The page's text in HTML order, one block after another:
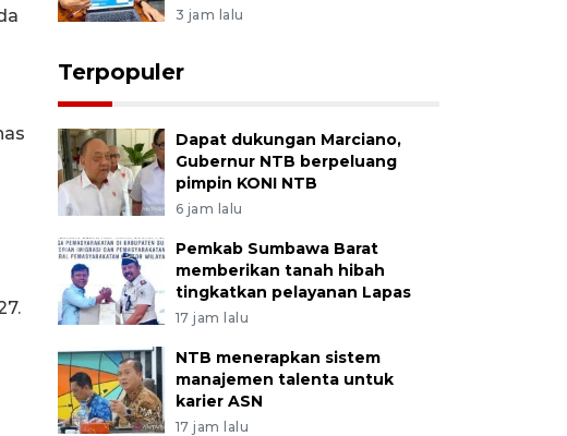
3 jam lalu
Terpopuler
Dapat dukungan Marciano,
Gubernur NTB berpeluang
pimpin KONI NTB
6 jam lalu
Pemkab Sumbawa Barat
memberikan tanah hibah
tingkatkan pelayanan Lapas
17 jam lalu
NTB menerapkan sistem
manajemen talenta untuk
karier ASN
17 jam lalu